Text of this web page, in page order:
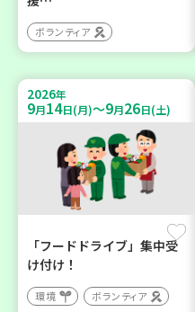
ボランティア
2026年
9月14日(月)～9月26日(土)
「フードドライブ」集中受
け付け！
環境 ボランティア